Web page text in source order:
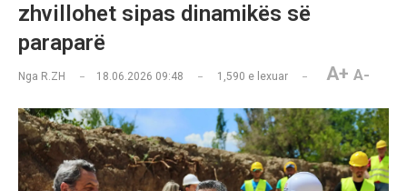
zhvillohet sipas dinamikës së
paraparë
Nga R.ZH 18.06.2026 09:48 1,590 e lexuar A+ A-